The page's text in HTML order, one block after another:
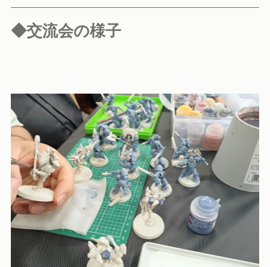
◆交流会の様子